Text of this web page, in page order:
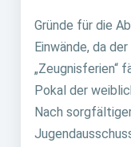
Gründe für die
Einwände, da
„Zeugnisferien“
Pokal der
Nach